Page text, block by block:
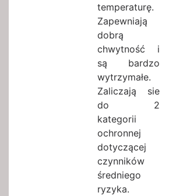
temperaturę.
Zapewniają
dobrą
chwytność i
są bardzo
wytrzymałe.
Zaliczają sie
do 2
kategorii
ochronnej
dotyczącej
czynników
średniego
ryzyka.